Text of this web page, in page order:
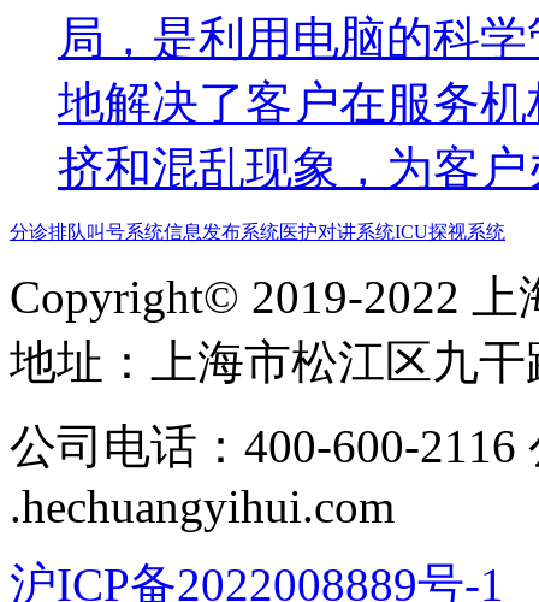
局，是利用电脑的科
地解决了客户在服务
挤和混乱现象，为客
分诊排队叫号系统信息发布系统医护对讲系统ICU探视系统
Copyright© 2019-2022
地址​：上海市松江区九干
公司电话：400-600-
.hechuangyihui.com
沪ICP备2022008889号-1